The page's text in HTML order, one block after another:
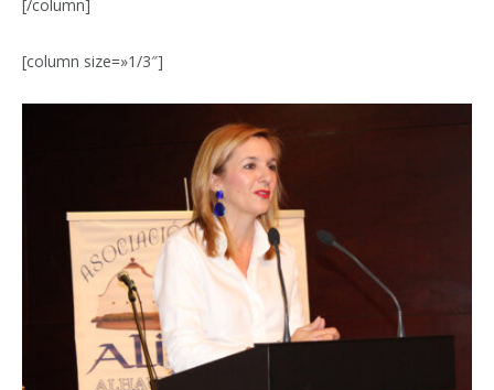
[/column]
[column size=»1/3″]